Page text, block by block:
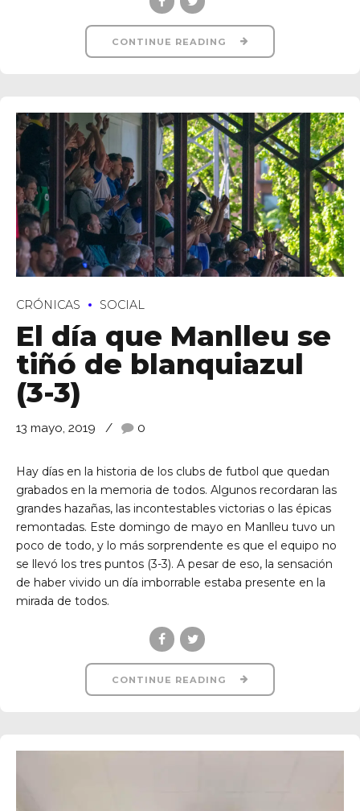
CONTINUE READING
CRÓNICAS SOCIAL
El día que Manlleu se
tiñó de blanquiazul
(3-3)
13 mayo, 2019 0
Hay días en la historia de los clubs de futbol que quedan
grabados en la memoria de todos. Algunos recordaran las
grandes hazañas, las incontestables victorias o las épicas
remontadas. Este domingo de mayo en Manlleu tuvo un
poco de todo, y lo más sorprendente es que el equipo no
se llevó los tres puntos (3-3). A pesar de eso, la sensación
de haber vivido un día imborrable estaba presente en la
mirada de todos.
CONTINUE READING